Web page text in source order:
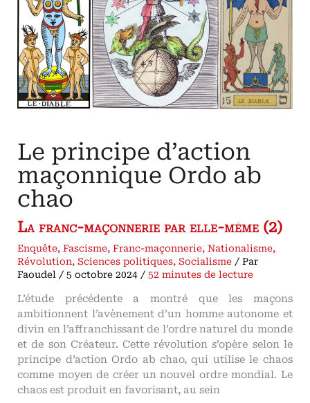
De
Regno
ad
Regem
Cypri,
partie
authentique
Le principe d’action
maçonnique Ordo ab
chao
La franc-maçonnerie par elle-même (2)
Enquête,Fascisme,Franc-maçonnerie,Nationalisme,
Révolution,Sciences politiques,Socialisme / Par
Faoudel /5 octobre 2024 /52 minutes de lecture
L’étude précédente a montré que les maçons
ambitionnent l’avènement d’un homme autonome et
divin en l’affranchissant de l’ordre naturel du monde
et de son Créateur. Cette révolution s’opère selon le
principe d’action Ordo ab chao, qui utilise le chaos
comme moyen de créer un nouvel ordre mondial. Le
chaos est produit en favorisant, au sein